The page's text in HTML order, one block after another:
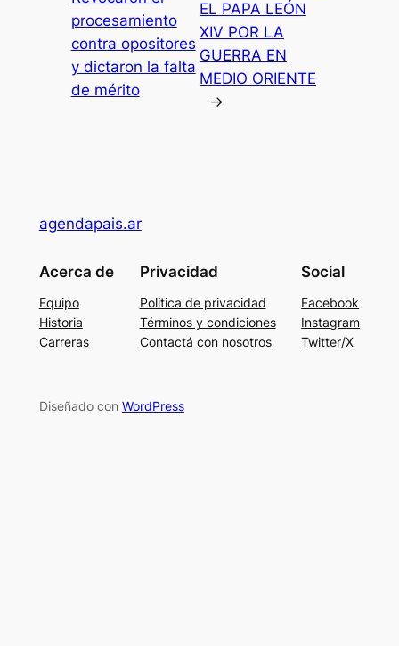
procesamiento
contra opositores
y dictaron la falta
de mérito
EL PAPA LEÓN
XIV POR LA
GUERRA EN
MEDIO ORIENTE
→
agendapais.ar
Acerca de
Equipo
Historia
Carreras
Privacidad
Política de privacidad
Términos y condiciones
Contactá con nosotros
Social
Facebook
Instagram
Twitter/X
Diseñado con WordPress